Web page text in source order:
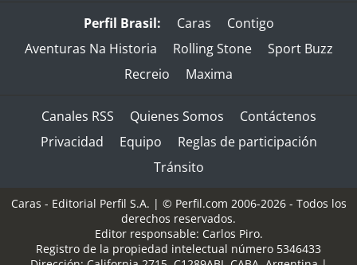
Perfil Brasil: Caras
Contigo
Aventuras Na Historia
Rolling Stone
Sport Buzz
Recreio
Maxima
Canales RSS Quienes Somos
Contáctenos
Privacidad
Equipo
Reglas de participación
Tránsito
Caras - Editorial Perfil S.A. | © Perfil.com 2006-2026 - Todos los
derechos reservados.
Editor responsable: Carlos Piro.
Registro de la propiedad intelectual número 5346433